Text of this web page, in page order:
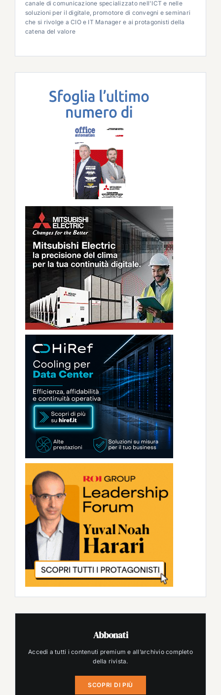
canale di comunicazione specializzato nell'ICT e nelle
soluzioni per il digitale, promotore di convegni e seminari
che si rivolge a CIO e IT Manager e ai protagonisti della
catena del valore
Abbonati
Accedi a tutti i contenuti premium e all’archivio completo
della rivista.
SCOPRI DI PIÙ